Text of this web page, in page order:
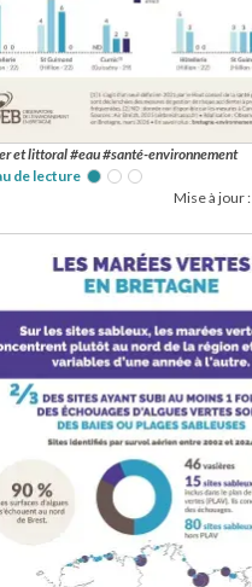
et littoral #eau #santé-environnement
de lecture
Mise à jour :